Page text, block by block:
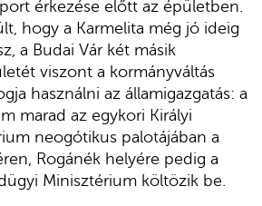
érkezése előtt az épületben.
hogy a Karmelita még jó ideig
a Budai Vár két másik
viszont a kormányváltás
használni az államigazgatás: a
marad az egykori Királyi
neogótikus palotájában a
Rogánék helyére pedig a
Minisztérium költözik be.